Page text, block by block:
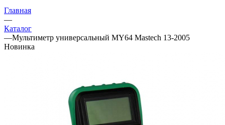
Главная
—
Каталог
—Мультиметр универсальный MY64 Mastech 13-2005
Новинка